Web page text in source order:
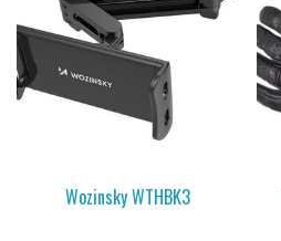
Wozinsky WTHBK3